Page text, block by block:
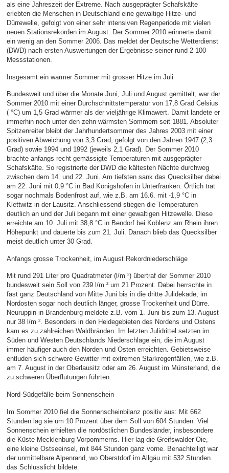
als eine Jahreszeit der Extreme. Nach ausgeprägter Schafskälte
erlebten die Menschen in Deutschland eine gewaltige Hitze- und
Dürrewelle, gefolgt von einer sehr intensiven Regenperiode mit vielen
neuen Stationsrekorden im August. Der Sommer 2010 erinnerte damit
ein wenig an den Sommer 2006. Das meldet der Deutsche Wetterdienst
(DWD) nach ersten Auswertungen der Ergebnisse seiner rund 2 100
Messstationen.
Insgesamt ein warmer Sommer mit grosser Hitze im Juli
Bundesweit und über die Monate Juni, Juli und August gemittelt, war der
Sommer 2010 mit einer Durchschnittstemperatur von 17,8 Grad Celsius
( °C) um 1,5 Grad wärmer als der vieljährige Klimawert. Damit landete er
immerhin noch unter den zehn wärmsten Sommern seit 1881. Absoluter
Spitzenreiter bleibt der Jahrhundertsommer des Jahres 2003 mit einer
positiven Abweichung von 3,3 Grad, gefolgt von den Jahren 1947 (2,3
Grad) sowie 1994 und 1992 (jeweils 2,1 Grad). Der Sommer 2010
brachte anfangs recht gemässigte Temperaturen mit ausgeprägter
Schafskälte. So registrierte der DWD die kältesten Nächte durchweg
zwischen dem 14. und 22. Juni. Am tiefsten sank das Quecksilber dabei
am 22. Juni mit 0,9 °C in Bad Königshofen in Unterfranken. Örtlich trat
sogar nochmals Bodenfrost auf, wie z.B. am 16.6. mit -1,9 °C in
Klettwitz in der Lausitz. Anschliessend stiegen die Temperaturen
deutlich an und der Juli begann mit einer gewaltigen Hitzewelle. Diese
erreichte am 10. Juli mit 38,8 °C in Bendorf bei Koblenz am Rhein ihren
Höhepunkt und dauerte bis zum 21. Juli. Danach blieb das Quecksilber
meist deutlich unter 30 Grad.
Anfangs grosse Trockenheit, im August Rekordniederschläge
Mit rund 291 Liter pro Quadratmeter (l/m ²) übertraf der Sommer 2010
bundesweit sein Soll von 239 l/m ² um 21 Prozent. Dabei herrschte in
fast ganz Deutschland von Mitte Juni bis in die dritte Julidekade, im
Nordosten sogar noch deutlich länger, grosse Trockenheit und Dürre.
Neuruppin in Brandenburg meldete z.B. vom 1. Juni bis zum 13. August
nur 38 l/m ². Besonders in den Heidegebieten des Nordens und Ostens
kam es zu zahlreichen Waldbränden. Im letzten Julidrittel setzten im
Süden und Westen Deutschlands Niederschläge ein, die im August
immer häufiger auch den Norden und Osten erreichten. Gebietsweise
entluden sich schwere Gewitter mit extremen Starkregenfällen, wie z.B.
am 7. August in der Oberlausitz oder am 26. August im Münsterland, die
zu schweren Überflutungen führten.
Nord-Südgefälle beim Sonnenschein
Im Sommer 2010 fiel die Sonnenscheinbilanz positiv aus: Mit 662
Stunden lag sie um 10 Prozent über dem Soll von 604 Stunden. Viel
Sonnenschein erhielten die nordöstlichen Bundesländer, insbesondere
die Küste Mecklenburg-Vorpommerns. Hier lag die Greifswalder Oie,
eine kleine Ostseeinsel, mit 844 Stunden ganz vorne. Benachteiligt war
der unmittelbare Alpenrand, wo Oberstdorf im Allgäu mit 532 Stunden
das Schlusslicht bildete.